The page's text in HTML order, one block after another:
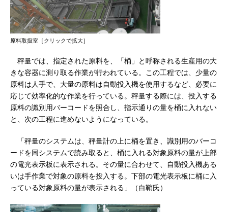
原料取扱室［クリックで拡大］
秤量では、指定された原料を、「桶」と呼称される生産用の大
きな容器に測り取る作業が行われている。この工程では、少量の
原料は人手で、大量の原料は自動投入機を使用するなど、必要に
応じて効率化的な作業を行っている。秤量する際には、投入する
原料の識別用バーコードを照合し、指示通りの量を桶に入れない
と、次の工程に進めないようになっている。
「秤量のシステムは、秤量計の上に桶を置き、識別用のバーコ
ードを同システムで読み取ると、桶に入れる対象原料の量が上部
の電光表示板に表示される。その量に合わせて、自動投入機ある
いは手作業で対象の原料を投入する。下部の電光表示板に桶に入
っている対象原料の量が表示される」（白鞘氏）